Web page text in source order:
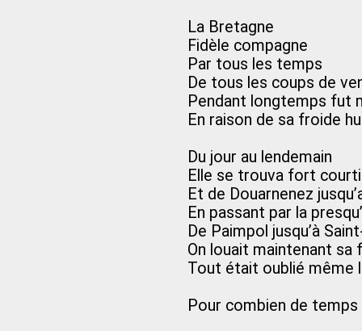
La Bretagne
Fidèle compagne
Par tous les temps
De tous les coups de
Pendant longtemps fut
En raison de sa froide
Du jour au lendemain
Elle se trouva fort
Et de Douarnenez
En passant par la
De Paimpol jusqu’à
On louait maintenant sa
Tout était oublié même
Pour combien de temps